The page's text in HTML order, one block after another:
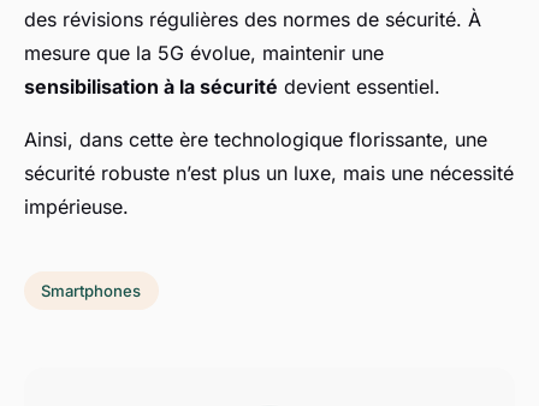
des révisions régulières des normes de sécurité. À
mesure que la 5G évolue, maintenir une
sensibilisation à la sécurité devient essentiel.
Ainsi, dans cette ère technologique florissante, une
sécurité robuste n’est plus un luxe, mais une nécessité
impérieuse.
Smartphones